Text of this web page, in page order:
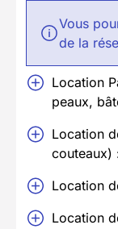
Vous
de la
Location
peaux,
Location
Location
Location